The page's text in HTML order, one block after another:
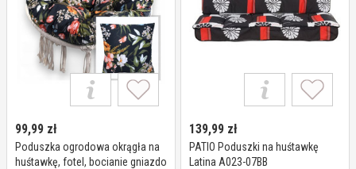
99,99 zł
Poduszka ogrodowa okrągła na
huśtawkę, fotel, bocianie gniazdo
139,99 zł
PATIO Poduszki na huśtawkę
Latina A023-07BB